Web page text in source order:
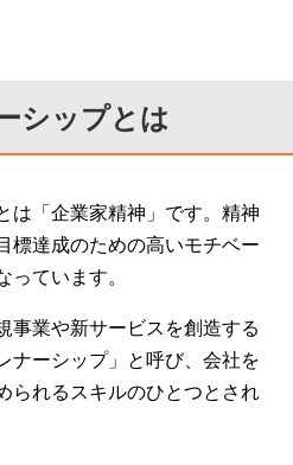
シップとは
は「企業家精神」です。精神
標達成のための高いモチベー
っています。
事業や新サービスを創造する
ナーシップ」と呼び、会社を
られるスキルのひとつとされ